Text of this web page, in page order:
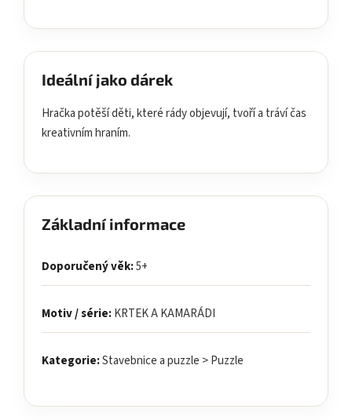
Ideální jako dárek
Hračka potěší děti, které rády objevují, tvoří a tráví čas
kreativním hraním.
Základní informace
Doporučený věk:5+
Motiv / série:KRTEK A KAMARÁDI
Kategorie:Stavebnice a puzzle > Puzzle